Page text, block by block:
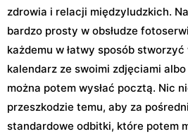
zdrowia i relacji międzyludzkich.
bardzo prosty w obsłudze
każdemu w łatwy sposób stworzyć
kalendarz ze swoimi zdjęciami
można potem wysłać pocztą. Nic
przeszkodzie temu, aby za
standardowe odbitki, które potem